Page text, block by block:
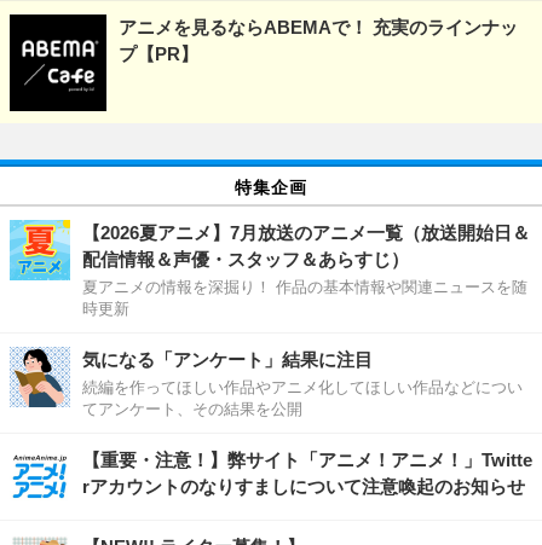
アニメを見るならABEMAで！ 充実のラインナッ
プ【PR】
特集企画
【2026夏アニメ】7月放送のアニメ一覧（放送開始日＆
配信情報＆声優・スタッフ＆あらすじ）
夏アニメの情報を深掘り！ 作品の基本情報や関連ニュースを随
時更新
気になる「アンケート」結果に注目
続編を作ってほしい作品やアニメ化してほしい作品などについ
てアンケート、その結果を公開
【重要・注意！】弊サイト「アニメ！アニメ！」Twitte
rアカウントのなりすましについて注意喚起のお知らせ